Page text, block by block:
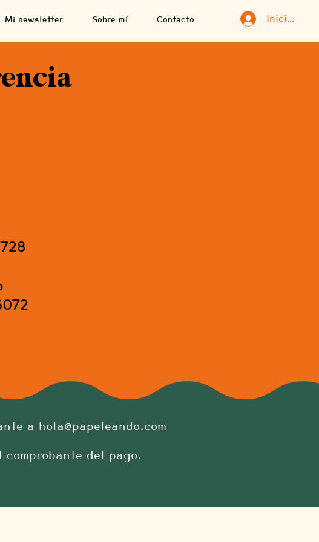
Mi newsletter Sobre mí Contacto Iniciar
a hola@papeleando.com
del pago.